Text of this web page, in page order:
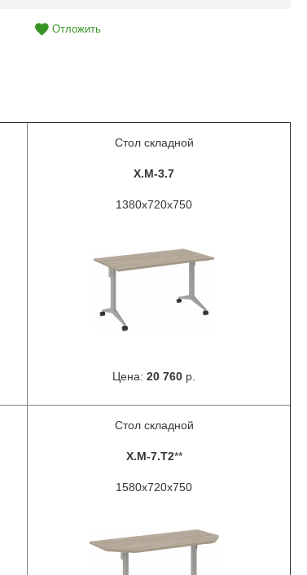
Отложить
Стол складной
X.M-3.7
1380х720х750
Цена: 20 760 р.
Стол складной
X.M-7.T2**
1580х720х750